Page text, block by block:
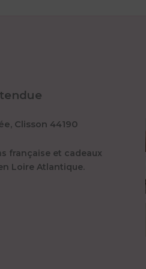
Clisson 44190
française et cadeaux
Loire Atlantique.